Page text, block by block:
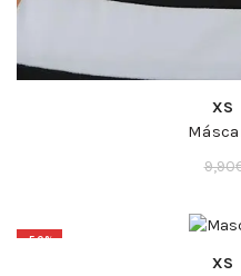
XS
9,90
-50%
XS